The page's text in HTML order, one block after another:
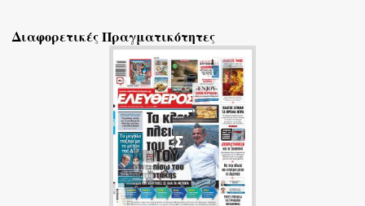
λ
Διαφορετικές Πραγματικότητες